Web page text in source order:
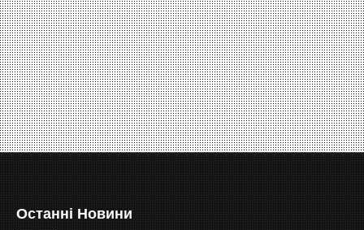
Останні Новини